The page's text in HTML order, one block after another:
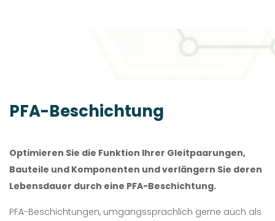
PFA-Beschichtung
Optimieren Sie die Funktion Ihrer Gleitpaarungen,
Bauteile und Komponenten und verlängern Sie deren
Lebensdauer durch eine PFA-Beschichtung.
PFA-Beschichtungen, umgangssprachlich gerne auch als